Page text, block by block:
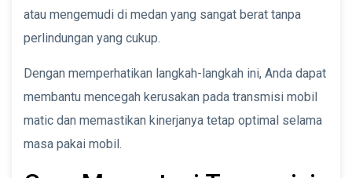
atau mengemudi di medan yang sangat berat tanpa
perlindungan yang cukup.
Dengan memperhatikan langkah-langkah ini, Anda dapat
membantu mencegah kerusakan pada transmisi mobil
matic dan memastikan kinerjanya tetap optimal selama
masa pakai mobil.